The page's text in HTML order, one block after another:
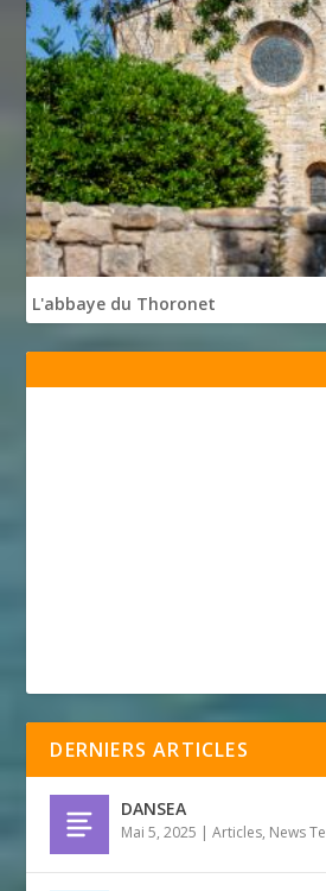
L'abbaye du Thoronet
DERNIERS ARTICLES
DANSEA
Mai 5, 2025 |Articles, News